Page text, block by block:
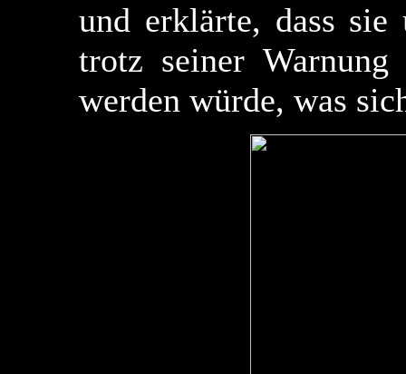
und erklärte, dass
trotz seiner
werden würde, was